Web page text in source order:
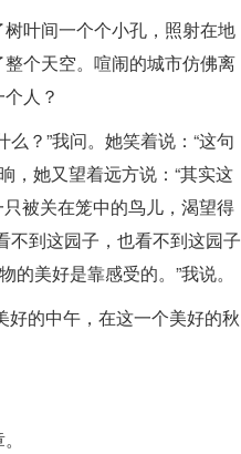
叶间一个个小孔，照射在地
个天空。喧闹的城市仿佛离
人？
？”我问。她笑着说：“这句
，她又望着远方说：“其实这
被关在笼中的鸟儿，渴望得
不到这园子，也看不到这园子
美好是靠感受的。”我说。
好的中午，在这一个美好的秋